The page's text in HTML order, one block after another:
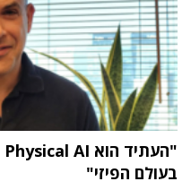
בעולם הפיזי"